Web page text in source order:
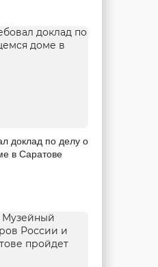
доклад по делу о
в Саратове